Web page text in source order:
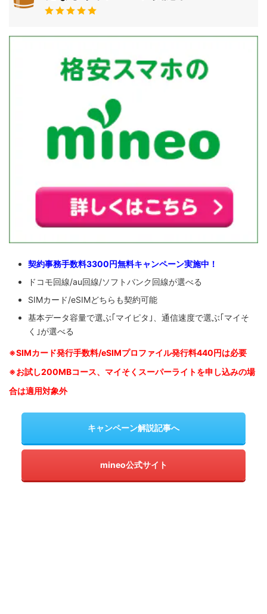
契約事務手数料3300円無料キャンペーン実施中！
ドコモ回線/au回線/ソフトバンク回線が選べる
SIMカード/eSIMどちらも契約可能
基本データ容量で選ぶ｢マイピタ｣、通信速度で選ぶ｢マイそ
く｣が選べる
※SIMカード発行手数料/eSIMプロファイル発行料440円は必要
※お試し200MBコース、マイそくスーパーライトを申し込みの場
合は適用対象外
キャンペーン解説記事へ
mineo公式サイト